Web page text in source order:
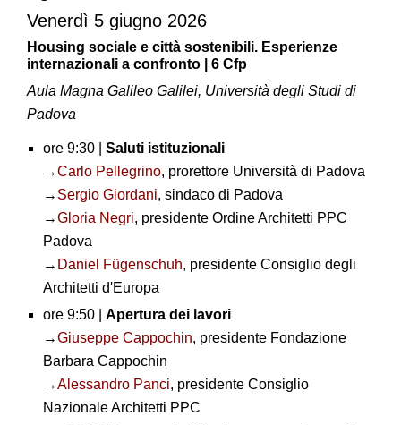
Venerdì 5 giugno 2026
Housing sociale e città sostenibili. Esperienze
internazionali a confronto | 6 Cfp
Aula Magna Galileo Galilei, Università degli Studi di
Padova
ore 9:30 | Saluti istituzionali
→Carlo Pellegrino, prorettore Università di Padova
→ Sergio Giordani, sindaco di Padova
→Gloria Negri, presidente Ordine Architetti PPC
Padova
→ Daniel Fügenschuh, presidente Consiglio degli
Architetti d'Europa
ore 9:50 | Apertura dei lavori
→Giuseppe Cappochin, presidente Fondazione
Barbara Cappochin
→Alessandro Panci, presidente Consiglio
Nazionale Architetti PPC